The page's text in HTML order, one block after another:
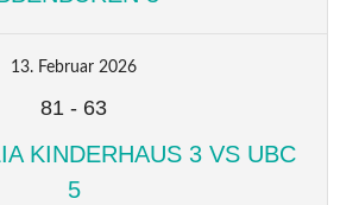
13. Februar 2026
81 - 63
KINDERHAUS 3 VS UBC
5